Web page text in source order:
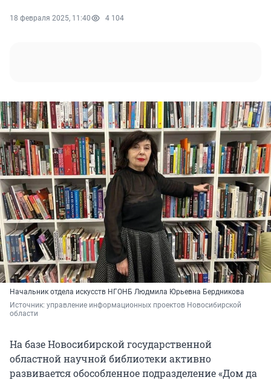
18 февраля 2025, 11:40 4 104
Начальник отдела искусств НГОНБ Людмила Юрьевна Бердникова
Источник: управление информационных проектов Новосибирской
области
На базе Новосибирской государственной
областной научной библиотеки активно
развивается обособленное подразделение «Дом да